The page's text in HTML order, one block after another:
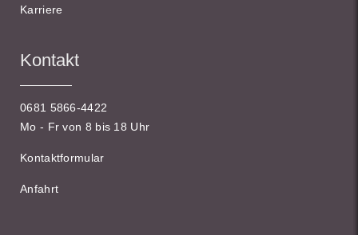
Karriere
Kontakt
0681 5866-4422
Mo - Fr von 8 bis 18 Uhr
Kontaktformular
Anfahrt